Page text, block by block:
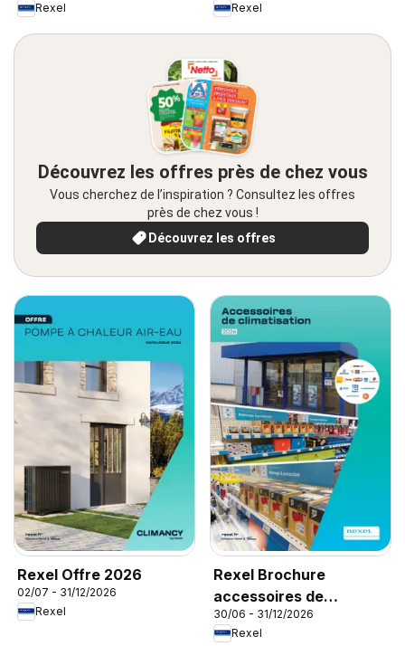
Rexel
Rexel
Découvrez les offres près de chez vous
Vous cherchez de l’inspiration ? Consultez les offres
près de chez vous !
Découvrez les offres
Rexel Offre 2026
02/07 - 31/12/2026
Rexel
Rexel Brochure
accessoires de
climatisation
30/06 - 31/12/2026
Rexel